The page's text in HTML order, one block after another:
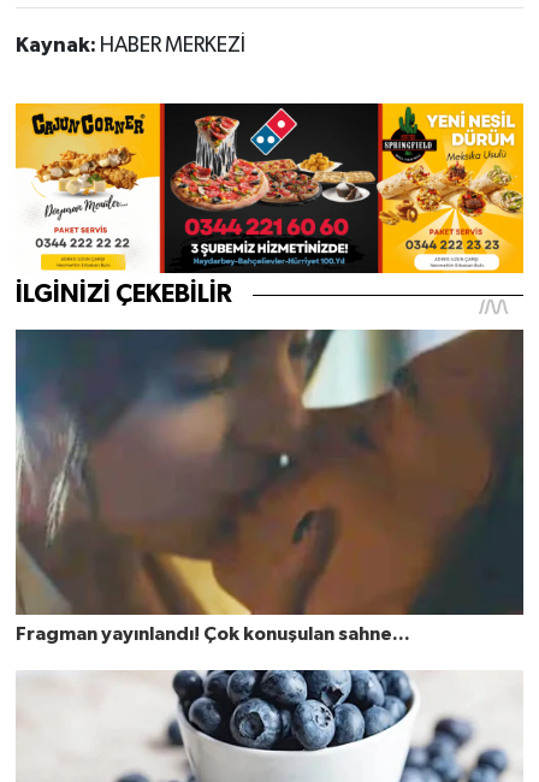
Kaynak: HABER MERKEZİ